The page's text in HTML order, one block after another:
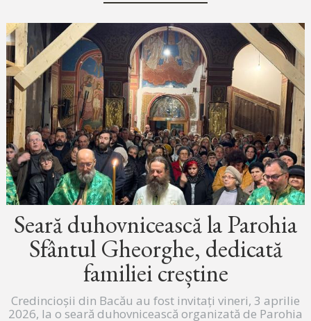
Seară duhovnicească la Parohia
Sfântul Gheorghe, dedicată
familiei creștine
Credincioșii din Bacău au fost invitați vineri, 3 aprilie
2026, la o seară duhovnicească organizată de Parohia